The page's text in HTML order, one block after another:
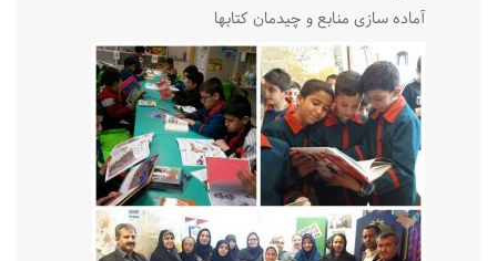
آماده سازی منابع و چیدمان کتابها